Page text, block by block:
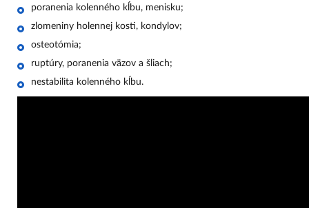
poranenia kolenného kĺbu, menisku;
zlomeniny holennej kosti, kondylov;
osteotómia;
ruptúry, poranenia väzov a šliach;
nestabilita kolenného kĺbu.